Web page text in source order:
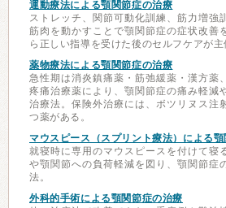
運動療法による顎関節症の治療
ストレッチ、関節可動化訓練、筋力増強
筋肉を動かすことで顎関節症の症状改善
ら正しい指導を受けた後のセルフケアが主
薬物療法による顎関節症の治療
急性期は消炎鎮痛薬・筋弛緩薬・漢方薬
疼痛治療薬により、顎関節症の痛み軽減
治療法。保険外治療には、ボツリヌス注
つ薬がある。
マウスピース（スプリント療法）による
就寝時に専用のマウスピースを付けて寝
や顎関節への負荷軽減を図り、顎関節症
法。
外科的手術による顎関節症の治療